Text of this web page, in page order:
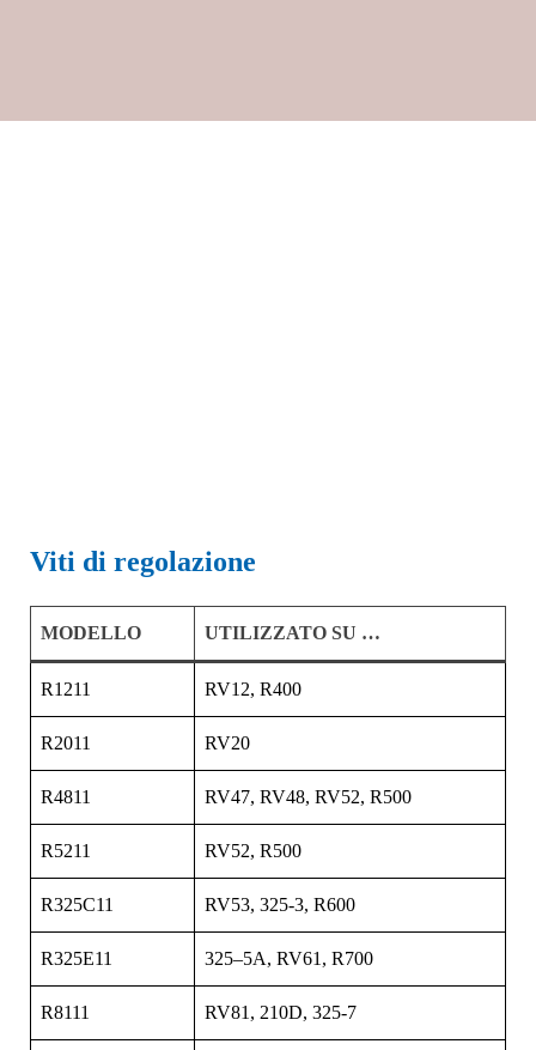
Viti di regolazione
MODELLO UTILIZZATO SU …
R1211 RV12, R400
R2011 RV20
R4811 RV47, RV48, RV52, R500
R5211 RV52, R500
R325C11 RV53, 325-3, R600
R325E11 325–5A, RV61, R700
R8111 RV81, 210D, 325-7